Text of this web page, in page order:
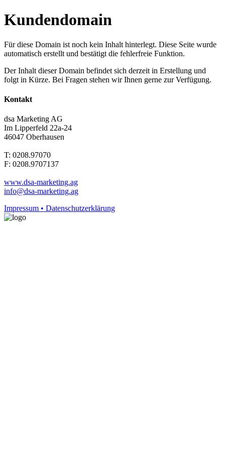
Kundendomain
Für diese Domain ist noch kein Inhalt hinterlegt. Diese Seite wurde
automatisch erstellt und bestätigt die fehlerfreie Funktion.
Der Inhalt dieser Domain befindet sich derzeit in Erstellung und
folgt in Kürze. Bei Fragen stehen wir Ihnen gerne zur Verfügung.
Kontakt
dsa Marketing AG
Im Lipperfeld 22a-24
46047 Oberhausen
T: 0208.97070
F: 0208.9707137
www.dsa-marketing.ag
info@dsa-marketing.ag
Impressum • Datenschutzerklärung